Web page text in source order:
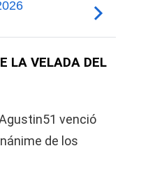
LA VELADA DEL
venció
de los